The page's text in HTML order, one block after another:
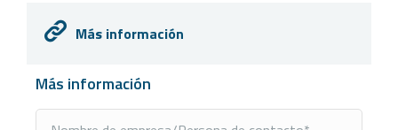
Más información
Más información